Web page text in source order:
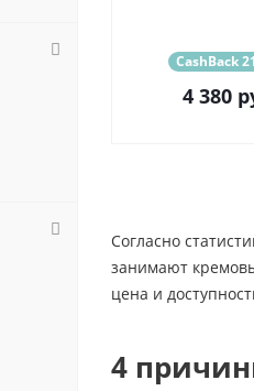
CashBack
4 380
Согласно
занимают
цена и
4